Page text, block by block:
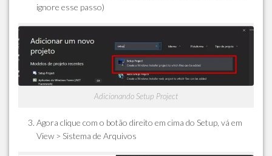
ignore esse passo)
Adicionando Setup Project
Agora clique com o botão direito em cima do Setup, vá em
View > Sistema de Arquivos